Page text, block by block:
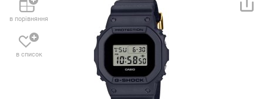
в порівняння
в список